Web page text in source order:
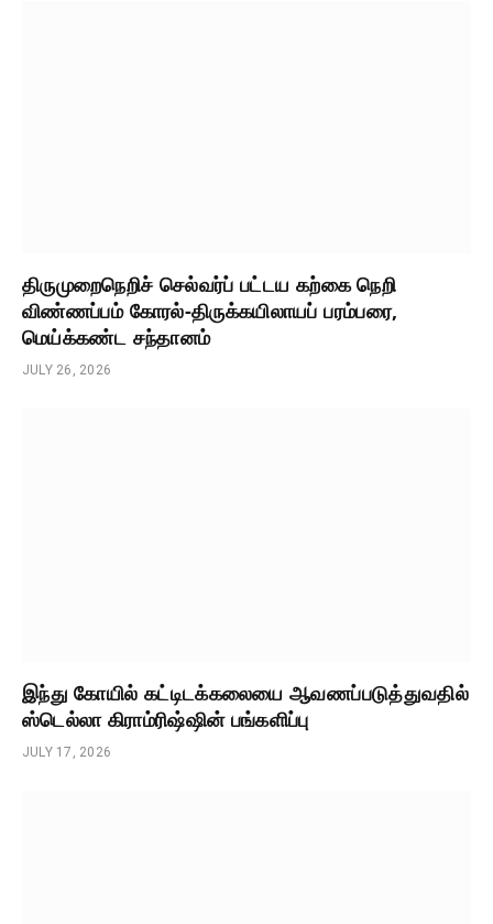
திருமுறைநெறிச் செல்வர்ப் பட்டய கற்கை நெறி
விண்ணப்பம் கோரல்-திருக்கயிலாயப் பரம்பரை,
மெய்க்கண்ட சந்தானம்
JULY 26, 2026
இந்து கோயில் கட்டிடக்கலையை ஆவணப்படுத்துவதில்
ஸ்டெல்லா கிராம்ரிஷ்ஷின் பங்களிப்பு
JULY 17, 2026